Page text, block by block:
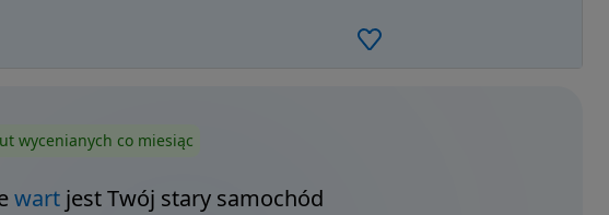
wycenianych co miesiąc
wartjest Twój stary samochód